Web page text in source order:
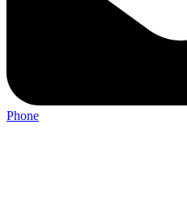
Phone